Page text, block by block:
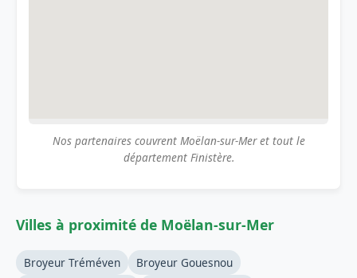
Nos partenaires couvrent Moëlan-sur-Mer et tout le
département Finistère.
Villes à proximité de Moëlan-sur-Mer
Broyeur Tréméven
Broyeur Gouesnou